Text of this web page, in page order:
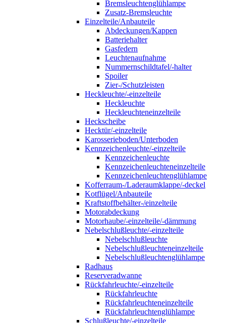
Bremsleuchtenglühlampe
Zusatz-Bremsleuchte
Einzelteile/Anbauteile
Abdeckungen/Kappen
Batteriehalter
Gasfedern
Leuchtenaufnahme
Nummernschildtafel/-halter
Spoiler
Zier-/Schutzleisten
Heckleuchte/-einzelteile
Heckleuchte
Heckleuchteneinzelteile
Heckscheibe
Hecktür/-einzelteile
Karosserieboden/Unterboden
Kennzeichenleuchte/-einzelteile
Kennzeichenleuchte
Kennzeichenleuchteneinzelteile
Kennzeichenleuchtenglühlampe
Kofferraum-/Laderaumklappe/-deckel
Kotflügel/Anbauteile
Kraftstoffbehälter-/einzelteile
Motorabdeckung
Motorhaube/-einzelteile/-dämmung
Nebelschlußleuchte/-einzelteile
Nebelschlußleuchte
Nebelschlußleuchteneinzelteile
Nebelschlußleuchtenglühlampe
Radhaus
Reserveradwanne
Rückfahrleuchte/-einzelteile
Rückfahrleuchte
Rückfahrleuchteneinzelteile
Rückfahrleuchtenglühlampe
Schlußleuchte/-einzelteile